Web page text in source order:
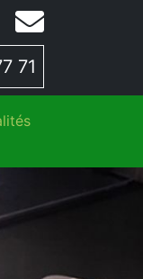
Nous contacter
71